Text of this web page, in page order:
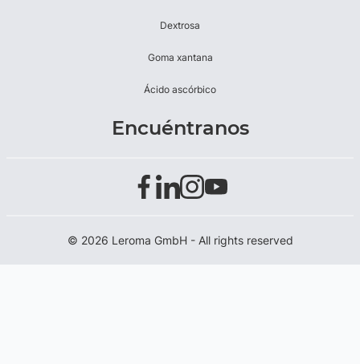
Dextrosa
Goma xantana
Ácido ascórbico
Encuéntranos
© 2026 Leroma GmbH - All rights reserved